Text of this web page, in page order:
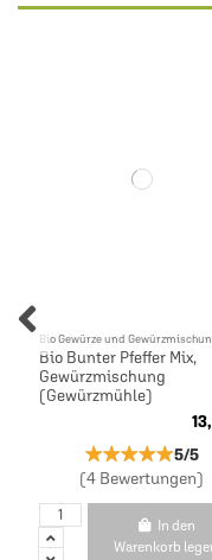
Bio Gewürze und
Bio Bunter Pfeffer Mix,
Gewürzmischung
(Gewürzmühle)
★★★★★
★★★★★5/5
(4 Bewertungen)
In den
Warenkorb